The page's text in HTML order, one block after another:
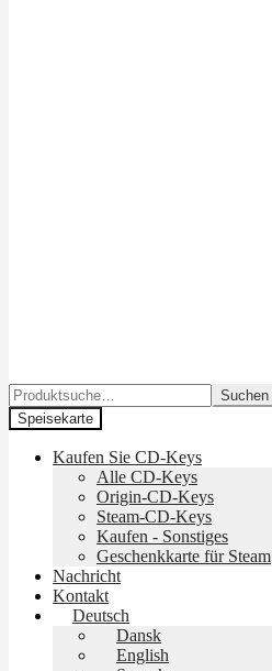
Suchen
nach:
Suchen
Speisekarte
Kaufen Sie CD-Keys
Alle CD-Keys
Origin-CD-Keys
Steam-CD-Keys
Kaufen - Sonstiges
Geschenkkarte für Steam
Nachricht
Kontakt
Deutsch
Dansk
English